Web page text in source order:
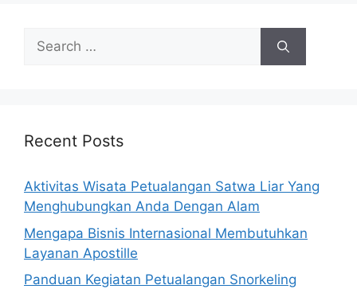
Search
for:
Recent Posts
Aktivitas Wisata Petualangan Satwa Liar Yang
Menghubungkan Anda Dengan Alam
Mengapa Bisnis Internasional Membutuhkan
Layanan Apostille
Panduan Kegiatan Petualangan Snorkeling